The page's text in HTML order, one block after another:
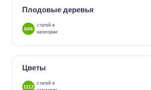
Плодовые деревья
666
статей в
категории
Цветы
1112
статей в